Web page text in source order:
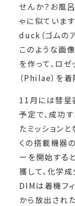
せんか？お風
ゃに似ていま
duck （ゴムの
このような画
を作って、ロ
（Philae）を
11 月には彗
予定で、成功
たミッションと
くの搭載機器
ーを開始する
獲して、化学成
DIMは着機フ
から放出され